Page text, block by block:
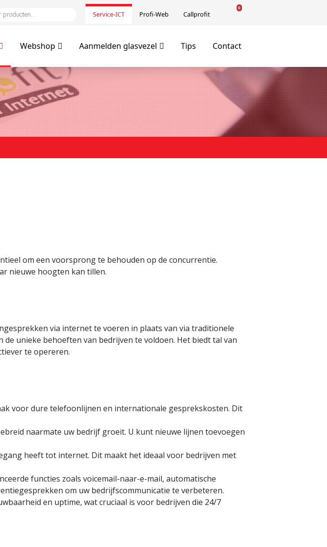
Service-ICT Profi-Web Callprofit
0
Webshop Aanmelden glasvezel Tips Contact
om een voorsprong te behouden op de concurrentie.
nieuwe hoogten kan tillen.
via internet te voeren in plaats van via traditionele
unieke behoeften van bedrijven te voldoen. Het biedt tal van
te opereren.
voor dure telefoonlijnen en internationale gesprekskosten. Dit
naarmate uw bedrijf groeit. U kunt nieuwe lijnen toevoegen
heeft tot internet. Dit maakt het ideaal voor bedrijven met
functies zoals voicemail-naar-e-mail, automatische
om uw bedrijfscommunicatie te verbeteren.
en uptime, wat cruciaal is voor bedrijven die 24/7